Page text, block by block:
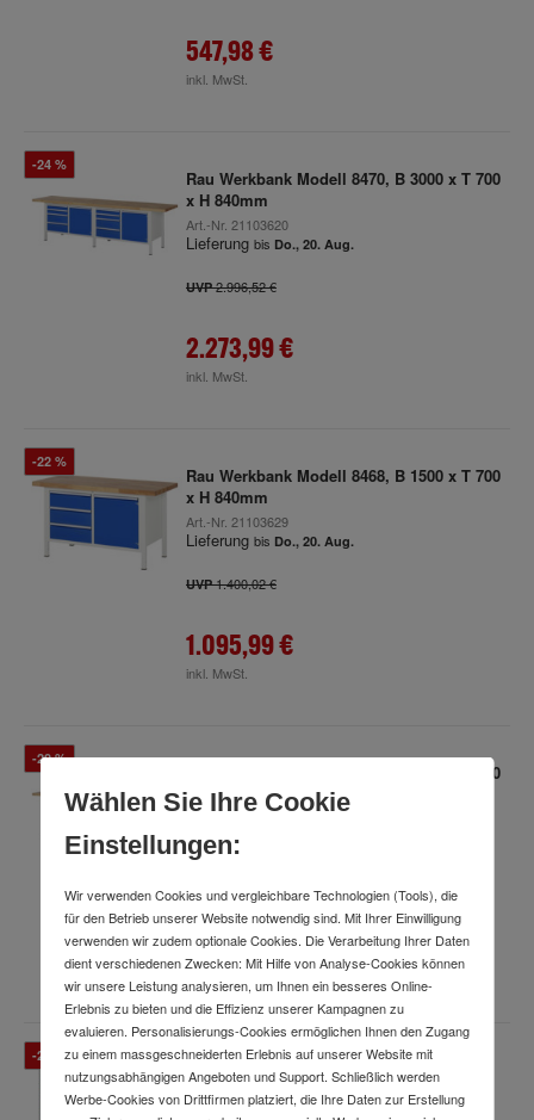
547,98 €
inkl. MwSt.
-24 %
Rau Werkbank Modell 8470, B 3000 x T 700
x H 840mm
Art.-Nr. 21103620
Lieferung bis Do., 20. Aug.
UVP2.996,52 €
2.273,99 €
inkl. MwSt.
-22 %
Rau Werkbank Modell 8468, B 1500 x T 700
x H 840mm
Art.-Nr. 21103629
Lieferung bis Do., 20. Aug.
UVP1.400,02 €
1.095,99 €
inkl. MwSt.
-20 %
Rau Werkbank Modell 8468, B 3000 x T 700
x H 840mm
Lieferung
2.205,99 €
inkl. MwSt.
-23 %
Rau Montagewagen Buche 5x Schublade
2x120 2x150 1x180mm BxTxH
770x650x975mm
Wählen Sie Ihre Cookie
Einstellungen:
Wir verwenden Cookies und vergleichbare Technologien (Tools), die
für den Betrieb unserer Website notwendig sind. Mit Ihrer Einwilligung
verwenden wir zudem optionale Cookies. Die Verarbeitung Ihrer Daten
dient verschiedenen Zwecken: Mit Hilfe von Analyse-Cookies können
wir unsere Leistung analysieren, um Ihnen ein besseres Online-
Erlebnis zu bieten und die Effizienz unserer Kampagnen zu
evaluieren. Personalisierungs-Cookies ermöglichen Ihnen den Zugang
zu einem massgeschneiderten Erlebnis auf unserer Website mit
nutzungsabhängigen Angeboten und Support. Schließlich werden
Werbe-Cookies von Drittfirmen platziert, die Ihre Daten zur Erstellung